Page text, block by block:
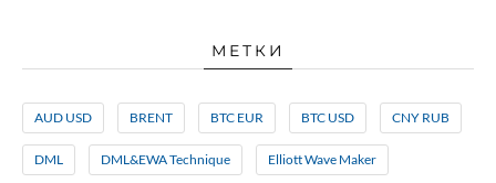
МЕТКИ
AUD USD BRENT BTC EUR BTC USD CNY RUB
DML DML&EWA Technique Elliott Wave Maker